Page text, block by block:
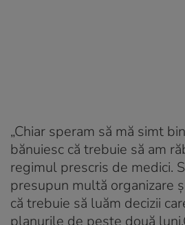
„Chiar speram să mă simt
bănuiesc că trebuie să am
regimul prescris de medici.
presupun multă organizare
că trebuie să luăm decizii
planurile de peste două